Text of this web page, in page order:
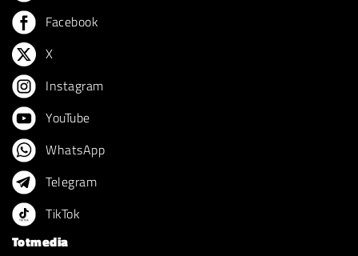
Facebook
X
Instagram
YouTube
WhatsApp
Telegram
TikTok
Totmedia